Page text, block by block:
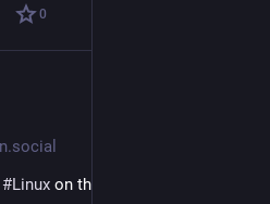
0
#Linux on the